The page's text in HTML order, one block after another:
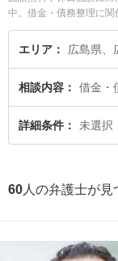
中。借金・債務整理に
整理、リボ払いの債務
特に鳴戸法律事務所の
島市で土日や夜間に発
相談したい』『奨学金
検索したい』『初回相
エリア
相談内容 借金・
詳細条件 未選択
60 人の弁護士が見